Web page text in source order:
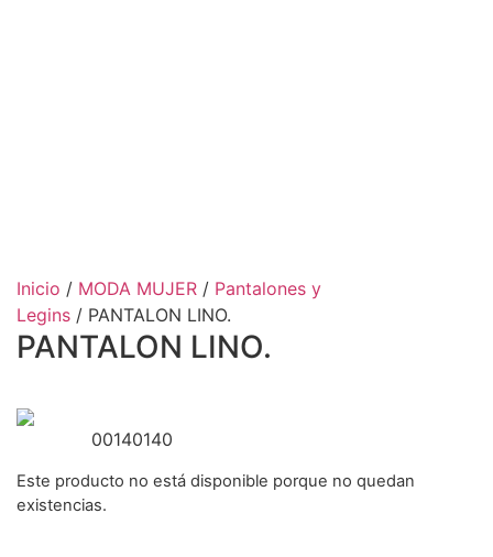
Inicio / MODA MUJER / Pantalones y
Legins / PANTALON LINO.
PANTALON LINO.
00140140
Este producto no está disponible porque no quedan
existencias.